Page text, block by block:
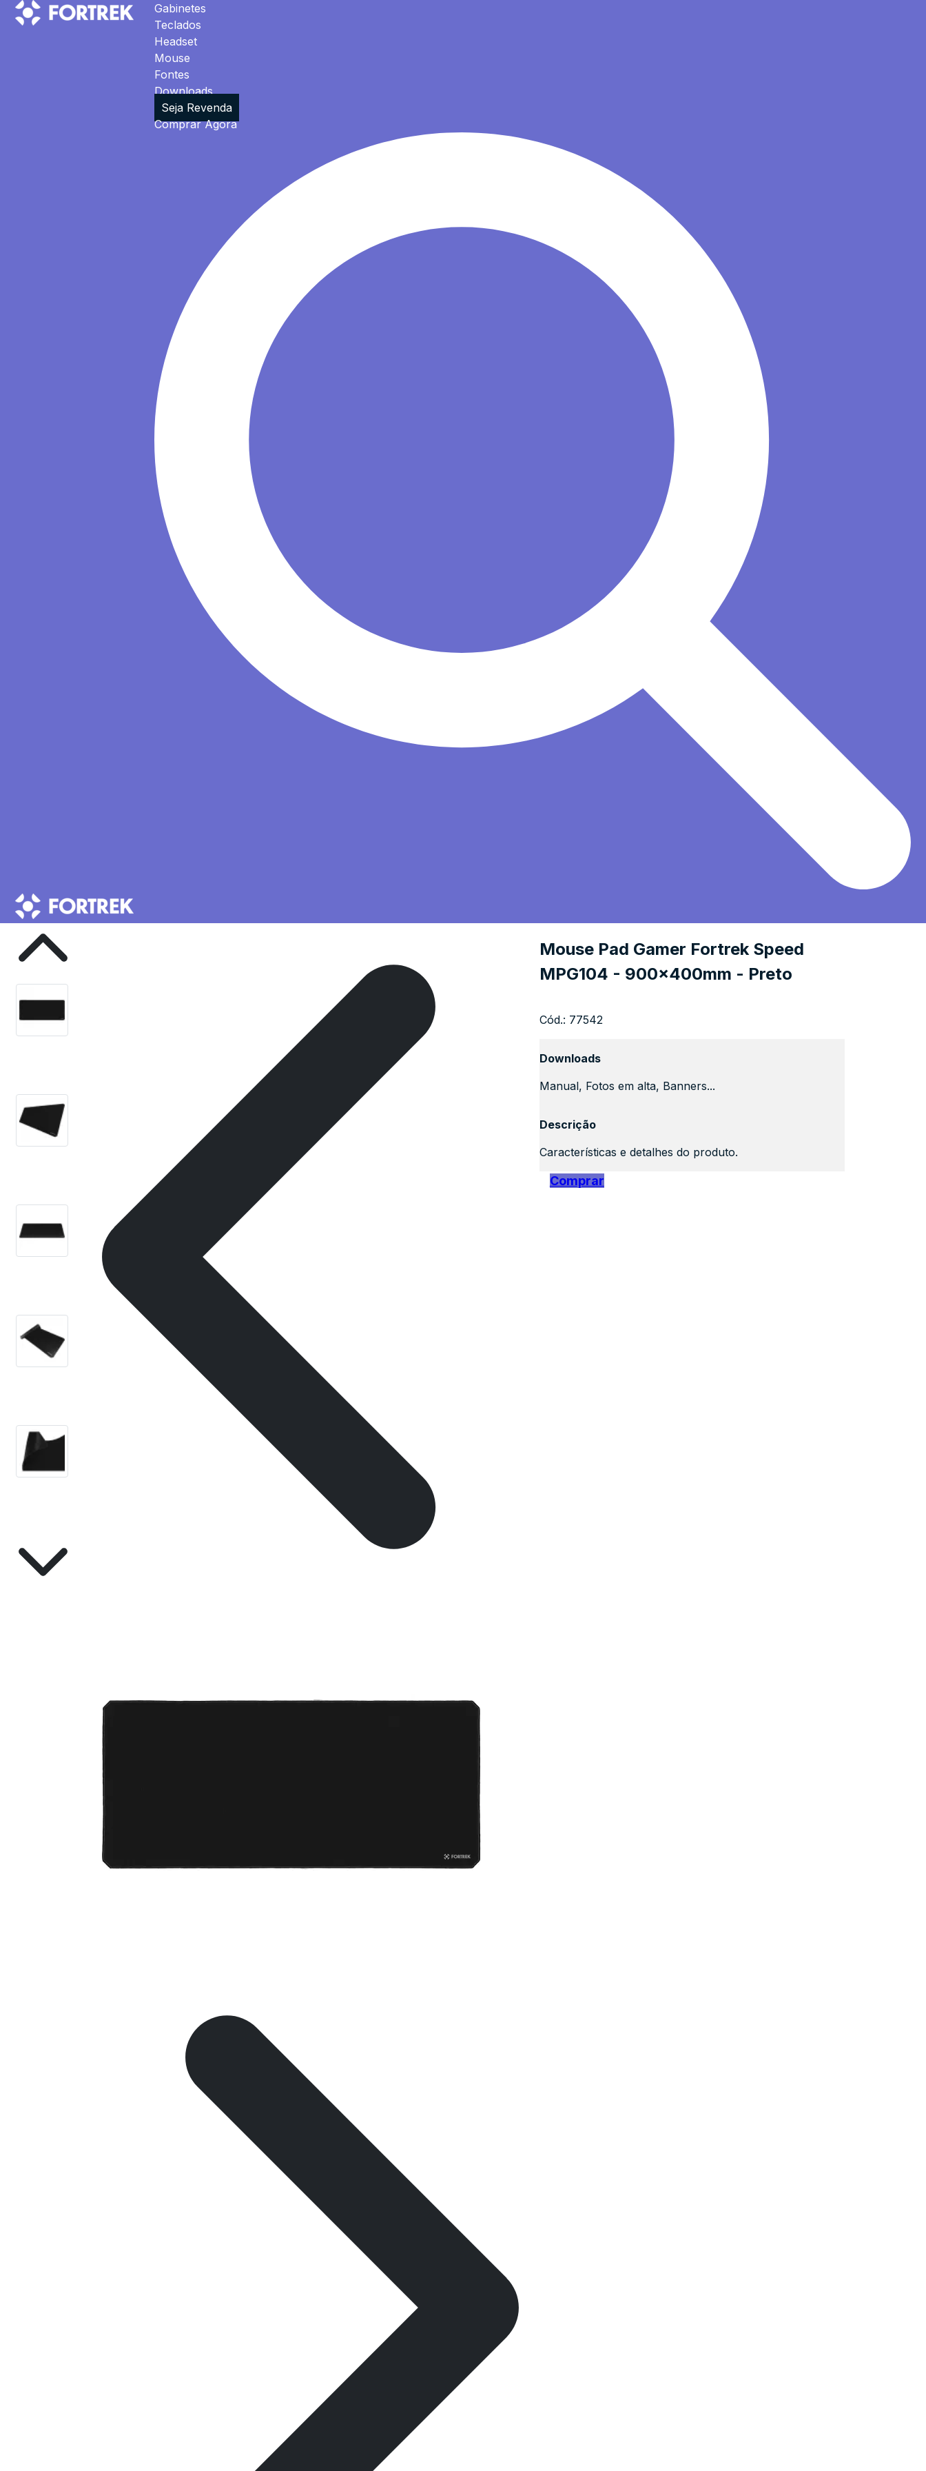
Gabinetes
Teclados
Headset
Mouse
Fontes
Downloads
Seja Revenda
Comprar Agora
Mouse Pad Gamer Fortrek Speed
MPG104 - 900x400mm - Preto
Cód.: 77542
Downloads
Manual, Fotos em alta, Banners...
Descrição
Características e detalhes do produto.
Comprar